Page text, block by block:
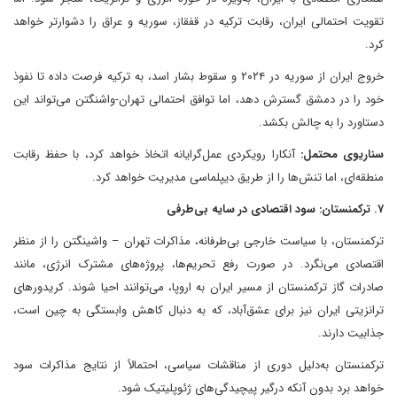
تقویت احتمالی ایران، رقابت ترکیه در قفقاز، سوریه و عراق را دشوارتر خواهد
کرد.
خروج ایران از سوریه در ۲۰۲۴ و سقوط بشار اسد، به ترکیه فرصت داده تا نفوذ
خود را در دمشق گسترش دهد، اما توافق احتمالی تهران-واشنگتن می‌تواند این
دستاورد را به چالش بکشد.
سناریوی محتمل: آنکارا رویکردی عمل‌گرایانه اتخاذ خواهد کرد، با حفظ رقابت
منطقه‌ای، اما تنش‌ها را از طریق دیپلماسی مدیریت خواهد کرد.
۷. ترکمنستان: سود اقتصادی در سایه بی‌طرفی
ترکمنستان، با سیاست خارجی بی‌طرفانه، مذاکرات تهران – واشینگتن را از منظر
اقتصادی می‌نگرد. در صورت رفع تحریم‌ها، پروژه‌های مشترک انرژی، مانند
صادرات گاز ترکمنستان از مسیر ایران به اروپا، می‌توانند احیا شوند. کریدورهای
ترانزیتی ایران نیز برای عشق‌آباد، که به دنبال کاهش وابستگی به چین است،
جذابیت دارند.
ترکمنستان به‌دلیل دوری از مناقشات سیاسی، احتمالاً از نتایج مذاکرات سود
خواهد برد بدون آنکه درگیر پیچیدگی‌های ژئوپلیتیک شود.